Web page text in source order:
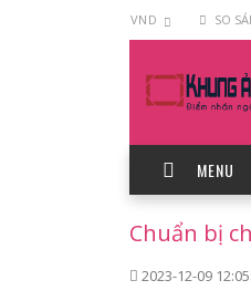
VND SO
MENU
Chuẩn bị
2023-12-09